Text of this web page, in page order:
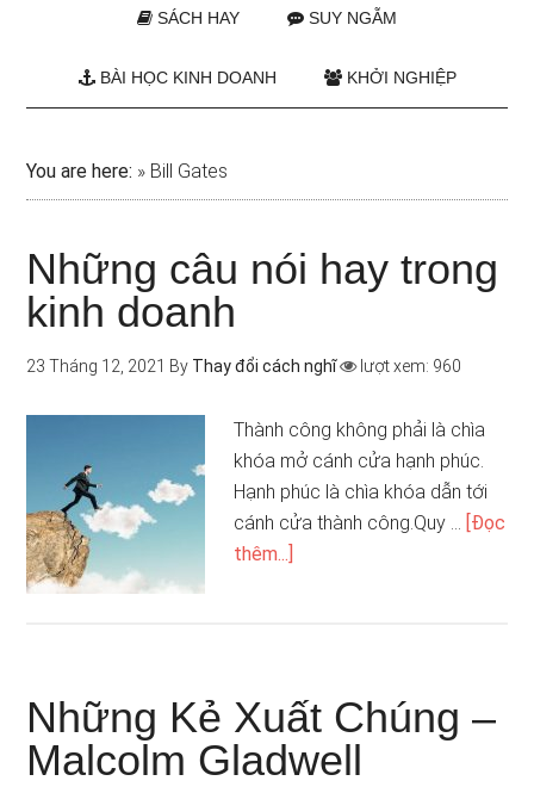
SÁCH HAY SUY NGẪM
BÀI HỌC KINH DOANH KHỞI NGHIỆP
You are here: » Bill Gates
Những câu nói hay trong
kinh doanh
23 Tháng 12, 2021 By Thay đổi cách nghĩ lượt xem: 960
Thành công không phải là chìa
khóa mở cánh cửa hạnh phúc.
Hạnh phúc là chìa khóa dẫn tới
cánh cửa thành công.Quy … [Đọc
thêm...]
Những Kẻ Xuất Chúng –
Malcolm Gladwell